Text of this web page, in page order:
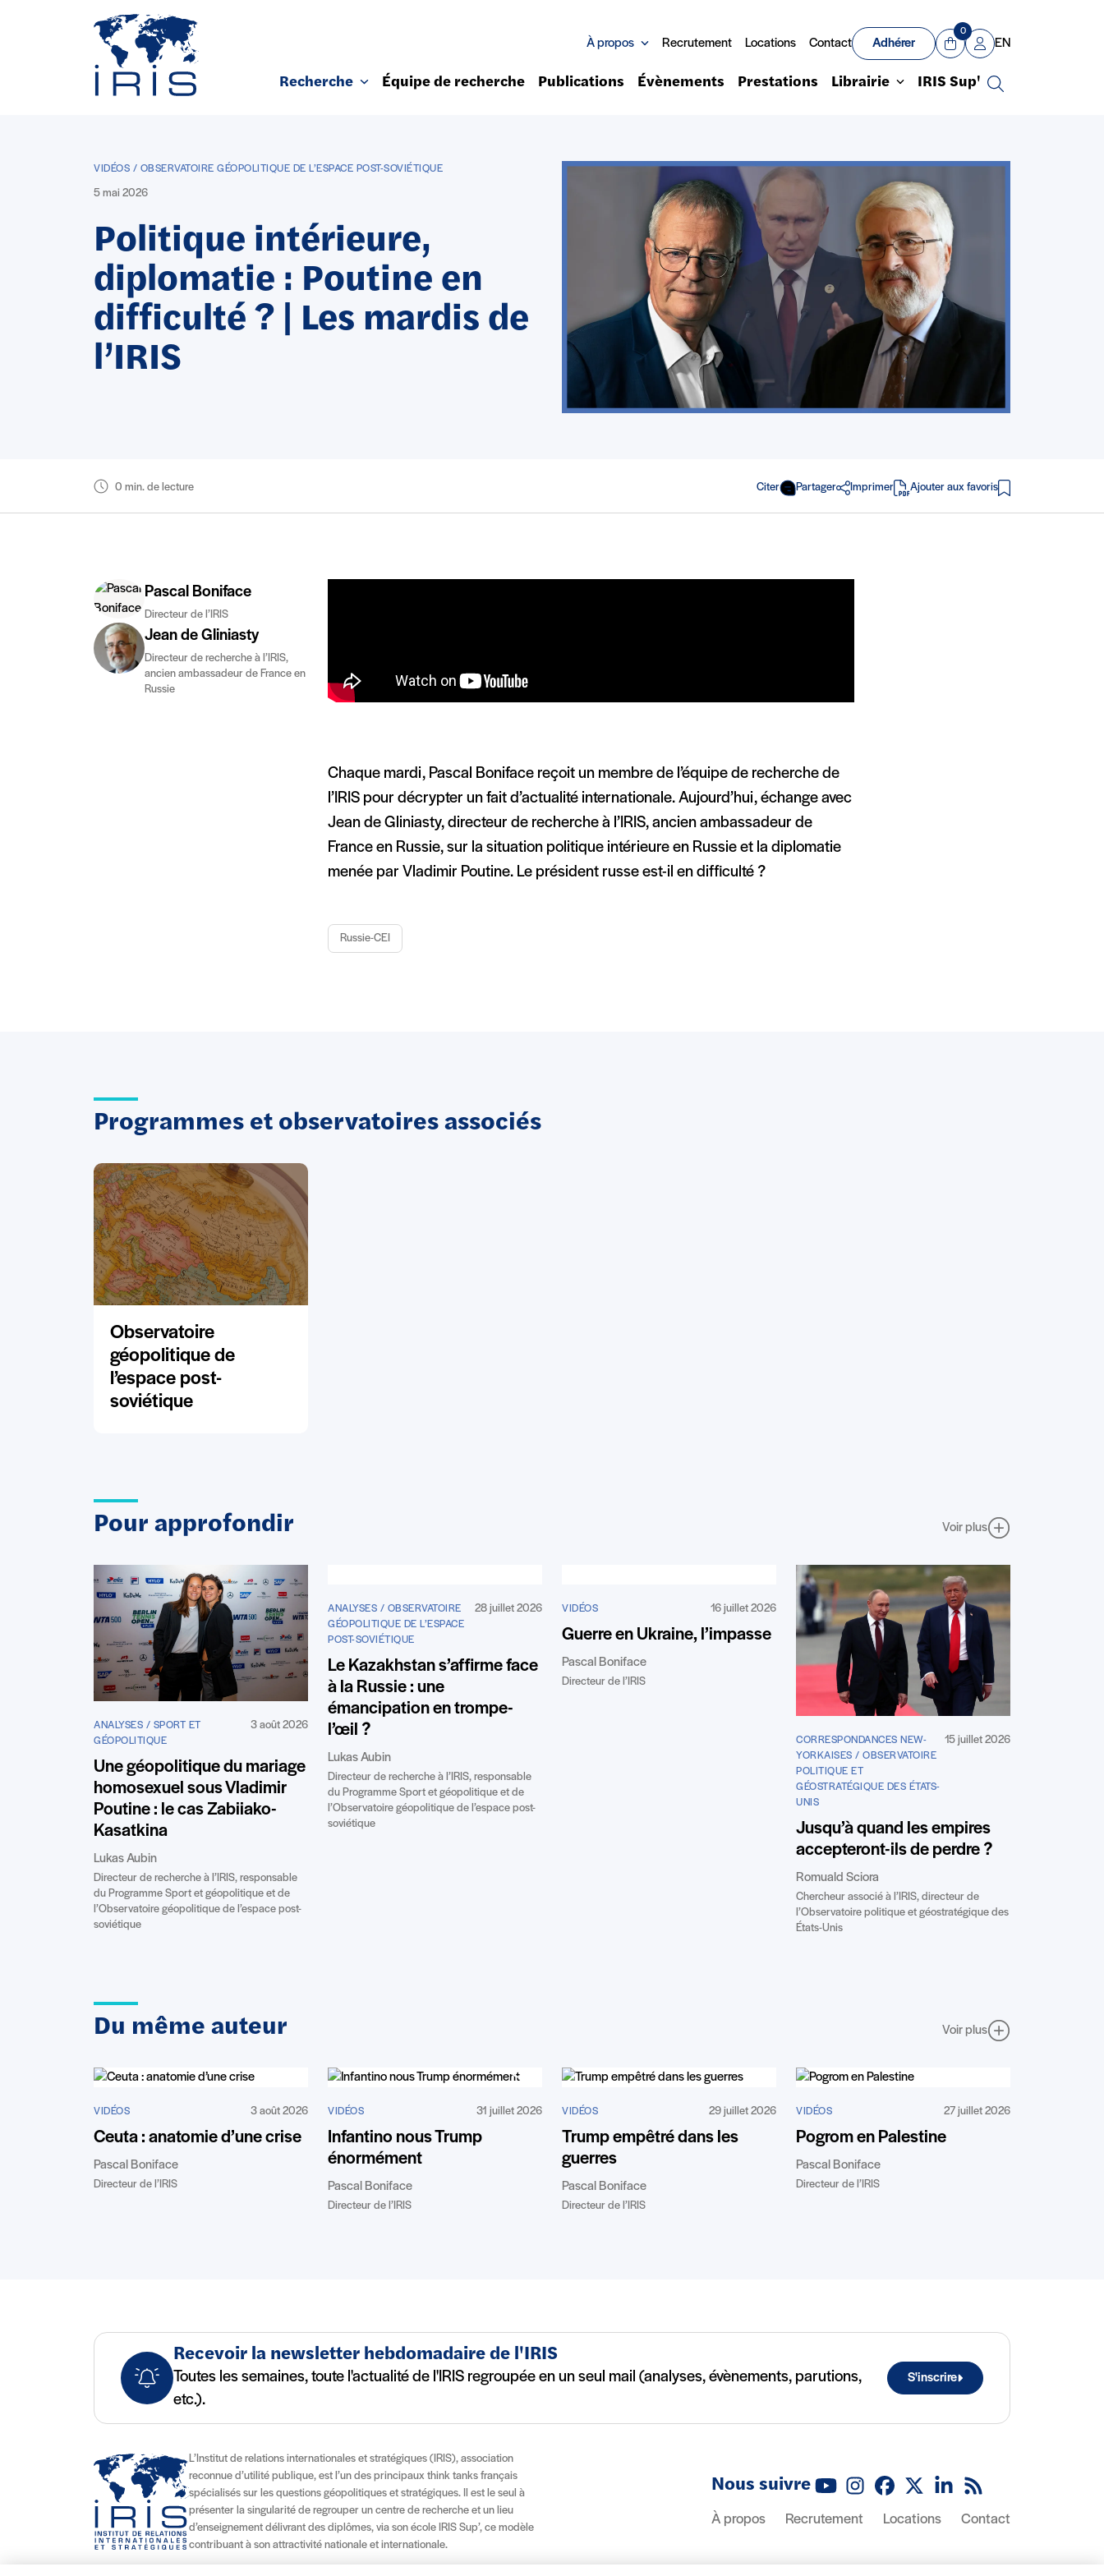
À propos Recrutement Locations Contact Adhérer
Panier
0
Mon compte
EN
Recherche Équipe de recherche Publications Évènements Prestations Librairie IRIS Sup'
Recherche
VIDÉOS / OBSERVATOIRE GÉOPOLITIQUE DE L’ESPACE POST-SOVIÉTIQUE
5 mai 2026
Politique intérieure,
diplomatie : Poutine en
difficulté ? | Les mardis de
l’IRIS
0 min. de lecture Citer Partager Imprimer
en PDF
Ajouter aux favoris
Pascal Boniface
Directeur de l’IRIS
Jean de Gliniasty
Directeur de recherche à l’IRIS,
ancien ambassadeur de France en
Russie
Chaque mardi, Pascal Boniface reçoit un membre de l’équipe de recherche de
l’‪IRIS pour décrypter un fait d’actualité internationale. Aujourd’hui, échange avec
Jean de Gliniasty, directeur de recherche à l’IRIS, ancien ambassadeur de
France en Russie, sur la situation politique intérieure en Russie et la diplomatie
menée par Vladimir Poutine. Le président russe est-il en difficulté ?
Russie-CEI
Programmes et observatoires associés
Observatoire
géopolitique de
l’espace post-
soviétique
Pour approfondir Voir plus
ANALYSES / SPORT ET
GÉOPOLITIQUE
3 août 2026
Une géopolitique du mariage
homosexuel sous Vladimir
Poutine : le cas Zabiiako-
Kasatkina
Lukas Aubin
Directeur de recherche à l’IRIS, responsable
du Programme Sport et géopolitique et de
l’Observatoire géopolitique de l’espace post-
soviétique
ANALYSES / OBSERVATOIRE
GÉOPOLITIQUE DE L’ESPACE
POST-SOVIÉTIQUE
28 juillet 2026
Le Kazakhstan s’affirme face
à la Russie : une
émancipation en trompe-
l’œil ?
Lukas Aubin
Directeur de recherche à l’IRIS, responsable
du Programme Sport et géopolitique et de
l’Observatoire géopolitique de l’espace post-
soviétique
VIDÉOS 16 juillet 2026
Guerre en Ukraine, l’impasse
Pascal Boniface
Directeur de l’IRIS
CORRESPONDANCES NEW-
YORKAISES / OBSERVATOIRE
POLITIQUE ET
GÉOSTRATÉGIQUE DES ÉTATS-
UNIS
15 juillet 2026
Jusqu’à quand les empires
accepteront-ils de perdre ?
Romuald Sciora
Chercheur associé à l’IRIS, directeur de
l’Observatoire politique et géostratégique des
États-Unis
Du même auteur Voir plus
VIDÉOS 3 août 2026
Ceuta : anatomie d’une crise
Pascal Boniface
Directeur de l’IRIS
VIDÉOS 31 juillet 2026
Infantino nous Trump
énormément
Pascal Boniface
Directeur de l’IRIS
VIDÉOS 29 juillet 2026
Trump empêtré dans les
guerres
Pascal Boniface
Directeur de l’IRIS
VIDÉOS 27 juillet 2026
Pogrom en Palestine
Pascal Boniface
Directeur de l’IRIS
Recevoir la newsletter hebdomadaire de l'IRIS
Toutes les semaines, toute l'actualité de l'IRIS regroupée en un seul mail (analyses, évènements, parutions,
etc.).
S'inscrire
L’Institut de relations internationales et stratégiques (IRIS), association
reconnue d’utilité publique, est l’un des principaux think tanks français
spécialisés sur les questions géopolitiques et stratégiques. Il est le seul à
présenter la singularité de regrouper un centre de recherche et un lieu
d’enseignement délivrant des diplômes, via son école IRIS Sup’, ce modèle
contribuant à son attractivité nationale et internationale.
Nous suivre YoutubeInstagramFacebookX (Twitter)
LinkedinFlux RSS
À propos Recrutement Locations Contact